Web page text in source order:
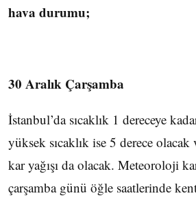
hava durumu;
30 Aralık Çarşamba
İstanbul’da sıcaklık 1 dereceye
yüksek sıcaklık ise 5 derece
kar yağışı da olacak. Meteoroloji kar
çarşamba günü öğle saatlerinde